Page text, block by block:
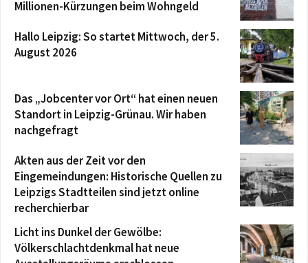
Millionen-Kürzungen beim Wohngeld
Hallo Leipzig: So startet Mittwoch, der 5.
August 2026
Das „Jobcenter vor Ort“ hat einen neuen
Standort in Leipzig-Grünau. Wir haben
nachgefragt
Akten aus der Zeit vor den
Eingemeindungen: Historische Quellen zu
Leipzigs Stadtteilen sind jetzt online
recherchierbar
Licht ins Dunkel der Gewölbe:
Völkerschlachtdenkmal hat neue